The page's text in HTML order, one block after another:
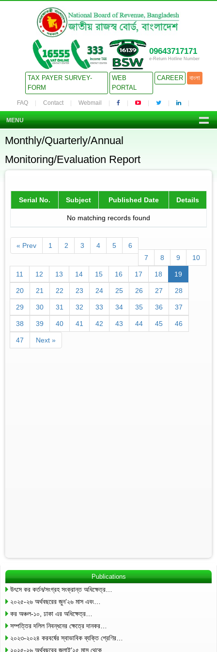
09643717171
e-Return Hotline Number
TAX PAYER SURVEY-
FORM
WEB
PORTAL
CAREER বাংলা
FAQ Contact Webmail
MENU
Monthly/Quarterly/Annual
Monitoring/Evaluation Report
Serial No. Subject Published Date Details
No matching records found
« Prev 1 2 3 4 5
6
7
8 9 10
11 12 13 14 15 16 17 18 19
20 21 22 23 24 25 26 27 28
29 30 31 32 33 34 35 36 37
38 39 40 41 42 43 44 45 46
47 Next »
Publications
উৎসে কর কর্তন/সংগ্রহ সংক্রান্ত অধিক্ষেত্র…
২০২৫-২৬ অর্থবছরের জুন’২৬ মাস এবং…
কর অঞ্চল-১০, ঢাকা এর অধিক্ষেত্র…
সম্পত্তির দলিল নিবন্ধনের ক্ষেত্রে দানকর…
২০২৩-২০২৪ করবর্ষের স্বাভাবিক ব্যক্তি শ্রেণির…
২০২৫-২৬ অর্থবছরের জুলাই’২৫ মাস থেকে…